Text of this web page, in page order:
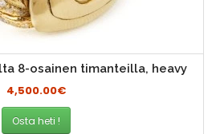
8-osainen timanteilla, heavy
4,500.00€
Osta heti !